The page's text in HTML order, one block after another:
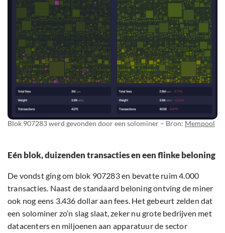
Blok 907283 werd gevonden door een solominer – Bron: Mempool
Eén blok, duizenden transacties en een flinke beloning
De vondst ging om blok 907283 en bevatte ruim 4.000
transacties. Naast de standaard beloning ontving de miner
ook nog eens 3.436 dollar aan fees. Het gebeurt zelden dat
een solominer zo’n slag slaat, zeker nu grote bedrijven met
datacenters en miljoenen aan apparatuur de sector